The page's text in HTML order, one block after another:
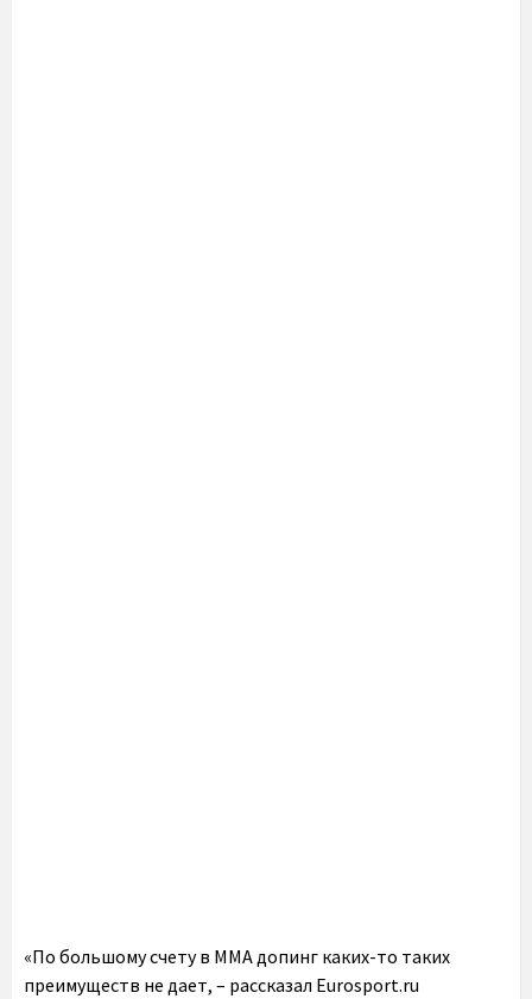
«По большому счету в ММА допинг каких-то таких
преимуществ не дает, – рассказал Eurosport.ru